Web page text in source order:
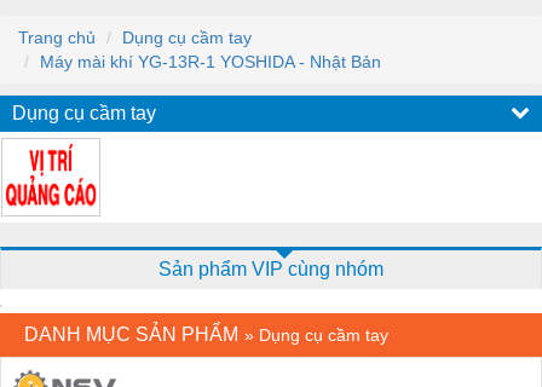
Trang chủ
Dụng cụ cầm tay
Máy mài khí YG-13R-1 YOSHIDA - Nhật Bản
Dụng cụ cầm tay
Sản phẩm VIP cùng nhóm
DANH MỤC SẢN PHẨM » Dụng cụ cầm tay